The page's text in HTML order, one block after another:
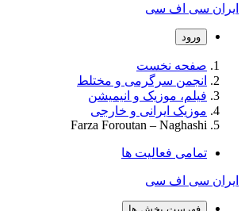
ایران سی اف سی
ورود
صفحه نخست
انجمن سرگرمی و مختلط
فیلم، موزیک و انیمیشن
موزیک ایرانی و خارجی
Farza Foroutan – Naghashi
تمامی فعالیت ها
ایران سی اف سی